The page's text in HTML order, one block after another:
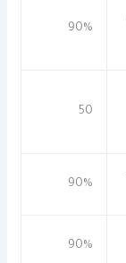
90%
50
90%
90%